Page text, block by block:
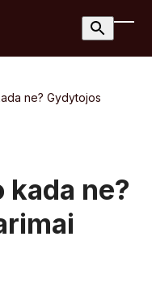
ne? Gydytojos
ne?